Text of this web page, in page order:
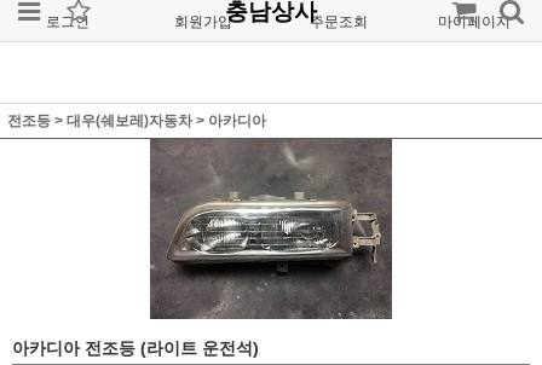
로그인 회원가입 주문조회 마이페이지
충남상사
전조등 > 대우(쉐보레)자동차> 아카디아
아카디아 전조등 (라이트 운전석)